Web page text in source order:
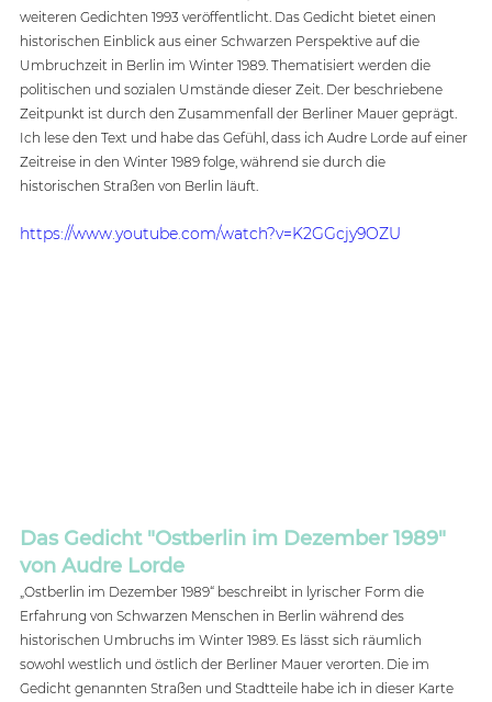
weiteren Gedichten 1993 veröffentlicht. Das Gedicht bietet einen
historischen Einblick aus einer Schwarzen Perspektive auf die
Umbruchzeit in Berlin im Winter 1989. Thematisiert werden die
politischen und sozialen Umstände dieser Zeit. Der beschriebene
Zeitpunkt ist durch den Zusammenfall der Berliner Mauer geprägt.
Ich lese den Text und habe das Gefühl, dass ich Audre Lorde auf einer
Zeitreise in den Winter 1989 folge, während sie durch die
historischen Straßen von Berlin läuft.
https://www.youtube.com/watch?v=K2GGcjy9OZU
Das Gedicht "Ostberlin im Dezember 1989"
von Audre Lorde
„Ostberlin im Dezember 1989“ beschreibt in lyrischer Form die
Erfahrung von Schwarzen Menschen in Berlin während des
historischen Umbruchs im Winter 1989. Es lässt sich räumlich
sowohl westlich und östlich der Berliner Mauer verorten. Die im
Gedicht genannten Straßen und Stadtteile habe ich in dieser Karte